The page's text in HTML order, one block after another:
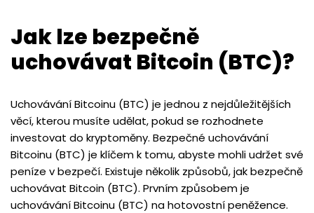
Jak lze bezpečně
uchovávat Bitcoin (BTC)?
Uchovávání Bitcoinu (BTC) je jednou z nejdůležitějších
věcí, kterou musíte udělat, pokud se rozhodnete
investovat do kryptoměny. Bezpečné uchovávání
Bitcoinu (BTC) je klíčem k tomu, abyste mohli udržet své
peníze v bezpečí. Existuje několik způsobů, jak bezpečně
uchovávat Bitcoin (BTC). Prvním způsobem je
uchovávání Bitcoinu (BTC) na hotovostní peněžence.